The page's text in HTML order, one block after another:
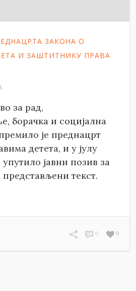
ЗАКОНА О
И ЗАШТИТНИКУ ПРАВА
за рад,
борачка и социјална
је преднацрт
детета, и у јулу
упутило јавни позив за
представљени текст.
0
0